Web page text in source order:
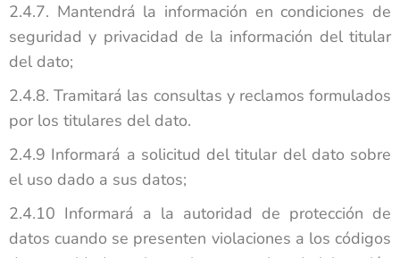
2.4.7. Mantendrá la información en condiciones de
seguridad y privacidad de la información del titular
del dato;
2.4.8. Tramitará las consultas y reclamos formulados
por los titulares del dato.
2.4.9 Informará a solicitud del titular del dato sobre
el uso dado a sus datos;
2.4.10 Informará a la autoridad de protección de
datos cuando se presenten violaciones a los códigos